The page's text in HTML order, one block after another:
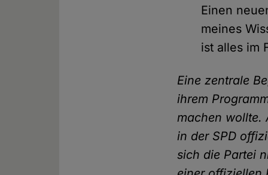
Einen
meines
ist alles im
Eine zentrale
ihrem
machen wollte.
in der SPD
sich die Partei